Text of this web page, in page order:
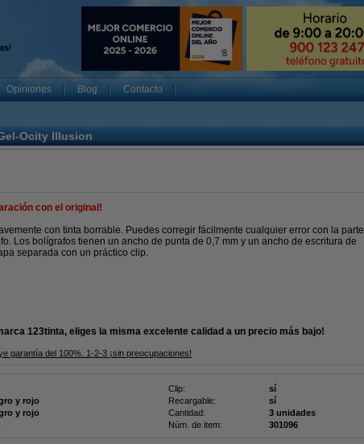
!
Opiniones Blog Contacto
Ocity Illusion
con el original!
con tinta borrable. Puedes corregir fácilmente cualquier error con la parte
Los bolígrafos tienen un ancho de punta de 0,7 mm y un ancho de escritura de
separada con un práctico clip.
123tinta, eliges la misma excelente calidad a un precio más bajo!
marca 123tinta incluye garantía del 100%. 1-2-3 ¡sin preocupaciones!
Clip:
sí
y rojo Recargable:
sí
y rojo Cantidad:
3 unidades
Núm. de item: 301096